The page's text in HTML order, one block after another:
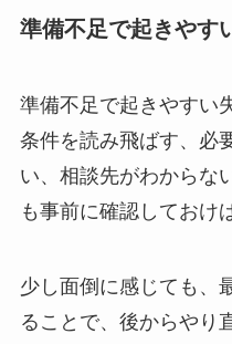
準備不足で起きやす
準備不足で起きやすい
条件を読み飛ばす、必
い、相談先がわからな
も事前に確認しておけ
少し面倒に感じても、
ることで、後からやり